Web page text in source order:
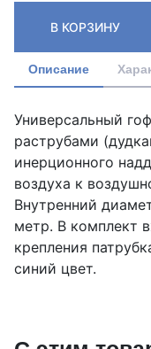
В КОРЗИНУ
Описание
Универсальный
раструбами
инерционного
воздуха к
Внутренний
метр. В комплект
крепления
синий цвет.